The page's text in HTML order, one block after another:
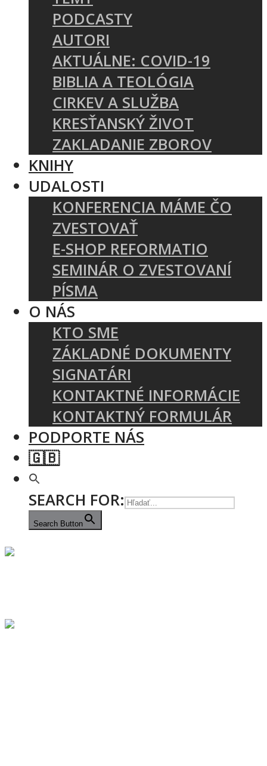
PODCASTY
AUTORI
AKTUÁLNE: COVID-19
BIBLIA A TEOLÓGIA
CIRKEV A SLUŽBA
KRESŤANSKÝ ŽIVOT
ZAKLADANIE ZBOROV
KNIHY
UDALOSTI
KONFERENCIA MÁME ČO
ZVESTOVAŤ
E-SHOP REFORMATIO
SEMINÁR O ZVESTOVANÍ
PÍSMA
O NÁS
KTO SME
ZÁKLADNÉ DOKUMENTY
SIGNATÁRI
KONTAKTNÉ INFORMÁCIE
KONTAKTNÝ FORMULÁR
PODPORTE NÁS
🇬🇧
SEARCH FOR:
Search Button